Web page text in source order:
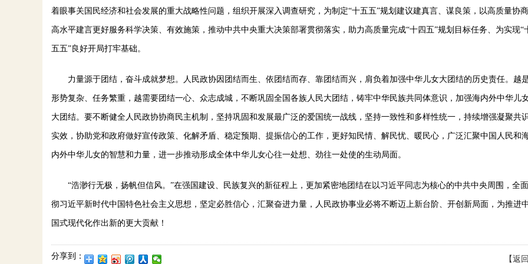
着眼事关国民经济和社会发展的重大战略性问题，组织开展深入调查研究，为制定“十五五”规划建议建真言、谋良策，以高质量协商
高水平建言更好服务科学决策、有效施策，推动中共中央重大决策部署贯彻落实，助力高质量完成“十四五”规划目标任务、为实现“
五五”良好开局打牢基础。
力量源于团结，奋斗成就梦想。人民政协因团结而生、依团结而存、靠团结而兴，肩负着加强中华儿女大团结的历史责任。越
形势复杂、任务繁重，越需要团结一心、众志成城，不断巩固全国各族人民大团结，铸牢中华民族共同体意识，加强海内外中华儿
大团结。要不断健全人民政协协商民主机制，坚持巩固和发展最广泛的爱国统一战线，坚持一致性和多样性统一，持续增强凝聚共
实效，协助党和政府做好宣传政策、化解矛盾、稳定预期、提振信心的工作，更好知民情、解民忧、暖民心，广泛汇聚中国人民和
内外中华儿女的智慧和力量，进一步推动形成全体中华儿女心往一处想、劲往一处使的生动局面。
“浩渺行无极，扬帆但信风。”在强国建设、民族复兴的新征程上，更加紧密地团结在以习近平同志为核心的中共中央周围，全
彻习近平新时代中国特色社会主义思想，坚定必胜信心，汇聚奋进力量，人民政协事业必将不断迈上新台阶、开创新局面，为推进
国式现代化作出新的更大贡献！
分享到： 【返